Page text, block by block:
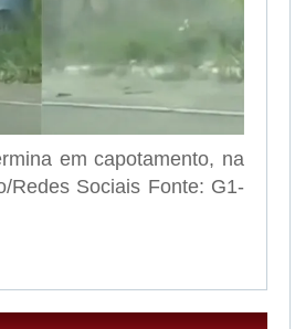
em capotamento, na
Sociais Fonte: G1-